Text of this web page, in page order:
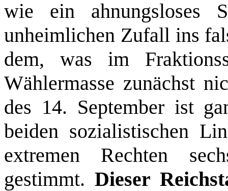
wie ein ahnungsloses
unheimlichen Zufall ins
dem, was im
Wählermasse zunächst
des 14. September ist
beiden sozialistischen
extremen Rechten
gestimmt. Dieser